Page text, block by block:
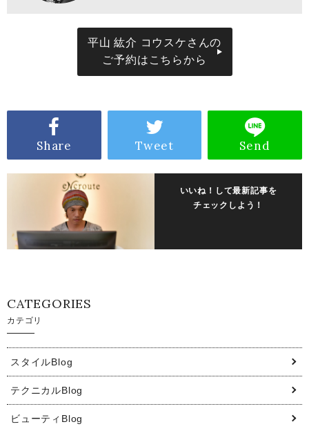
平山 紘介 コウスケさんの
ご予約はこちらから
Share Tweet Send
いいね！して最新記事を
チェックしよう！
CATEGORIES
カテゴリ
スタイルBlog
テクニカルBlog
ビューティBlog